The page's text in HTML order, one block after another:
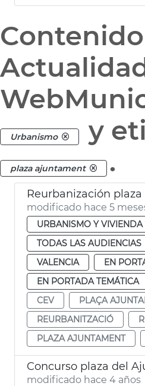
Urbanismo y
plaza ajuntament .
modificado hace 5
URBANISMO Y VIVIENDA
TODAS LAS AUDIENCIAS
VALENCIA
EN
EN PORTADA TEMÁTICA
CEV
PLAÇA
REURBANITZACIÓ
PLAZA AJUNTAMENT
Concurso plaza del
modificado hace 4 años